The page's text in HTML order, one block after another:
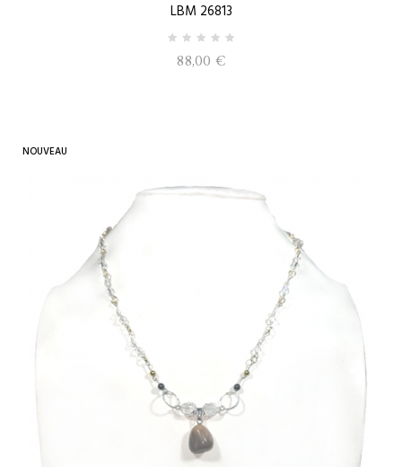
LBM 26813
88,00 €
NOUVEAU